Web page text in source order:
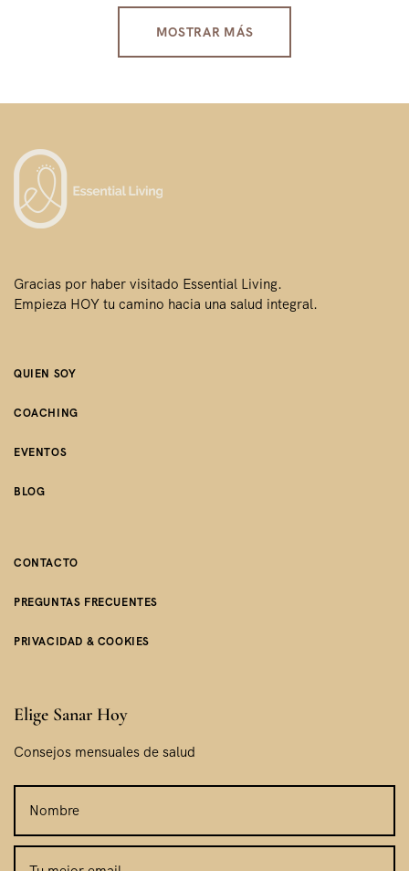
MOSTRAR MÁS
Gracias por haber visitado Essential Living.
Empieza HOY tu camino hacia una salud integral.
QUIEN SOY
COACHING
EVENTOS
BLOG
CONTACTO
PREGUNTAS FRECUENTES
PRIVACIDAD & COOKIES
Elige Sanar Hoy
Consejos mensuales de salud